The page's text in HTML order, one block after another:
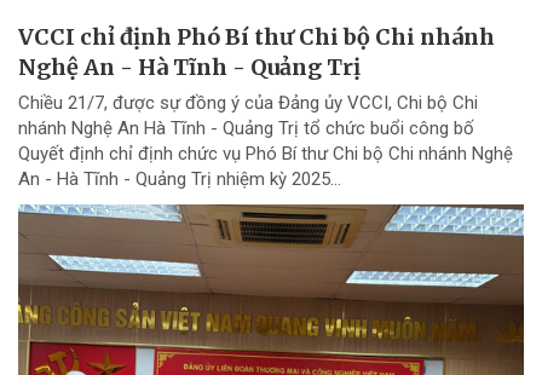
VCCI chỉ định Phó Bí thư Chi bộ Chi nhánh
Nghệ An - Hà Tĩnh - Quảng Trị
Chiều 21/7, được sự đồng ý của Đảng ủy VCCI, Chi bộ Chi
nhánh Nghệ An Hà Tĩnh - Quảng Trị tổ chức buổi công bố
Quyết định chỉ định chức vụ Phó Bí thư Chi bộ Chi nhánh Nghệ
An - Hà Tĩnh - Quảng Trị nhiệm kỳ 2025...